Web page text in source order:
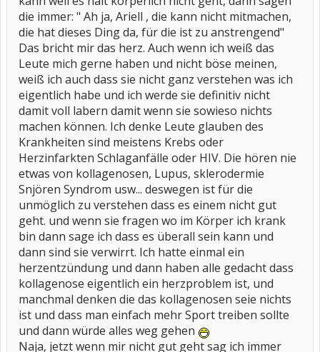
die immer: " Ah ja, Ariell , die kann nicht mitmachen,
die hat dieses Ding da, für die ist zu anstrengend"
Das bricht mir das herz. Auch wenn ich weiß das
Leute mich gerne haben und nicht böse meinen,
weiß ich auch dass sie nicht ganz verstehen was ich
eigentlich habe und ich werde sie definitiv nicht
damit voll labern damit wenn sie sowieso nichts
machen können. Ich denke Leute glauben des
Krankheiten sind meistens Krebs oder
Herzinfarkten Schlaganfälle oder HIV. Die hören nie
etwas von kollagenosen, Lupus, sklerodermie
Snjören Syndrom usw... deswegen ist für die
unmöglich zu verstehen dass es einem nicht gut
geht. und wenn sie fragen wo im Körper ich krank
bin dann sage ich dass es überall sein kann und
dann sind sie verwirrt. Ich hatte einmal ein
herzentzündung und dann haben alle gedacht dass
kollagenose eigentlich ein herzproblem ist, und
manchmal denken die das kollagenosen seie nichts
ist und dass man einfach mehr Sport treiben sollte
und dann würde alles weg gehen
Naja, jetzt wenn mir nicht gut geht sag ich immer